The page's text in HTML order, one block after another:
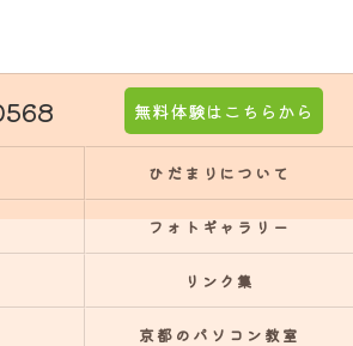
無料体験はこちらから
ひだまりについて
フォトギャラリー
リンク集
京都のパソコン教室